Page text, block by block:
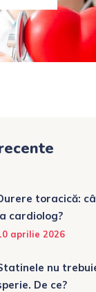
toracică:
cardiolog?
aprilie 2026
nu
De ce?